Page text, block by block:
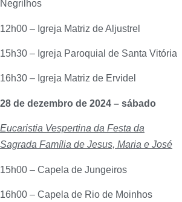
Negrilhos
12h00 – Igreja Matriz de Aljustrel
15h30 – Igreja Paroquial de Santa Vitória
16h30 – Igreja Matriz de Ervidel
28 de dezembro de 2024 – sábado
Eucaristia Vespertina da Festa da
Sagrada Família de Jesus, Maria e José
15h00 – Capela de Jungeiros
16h00 – Capela de Rio de Moinhos